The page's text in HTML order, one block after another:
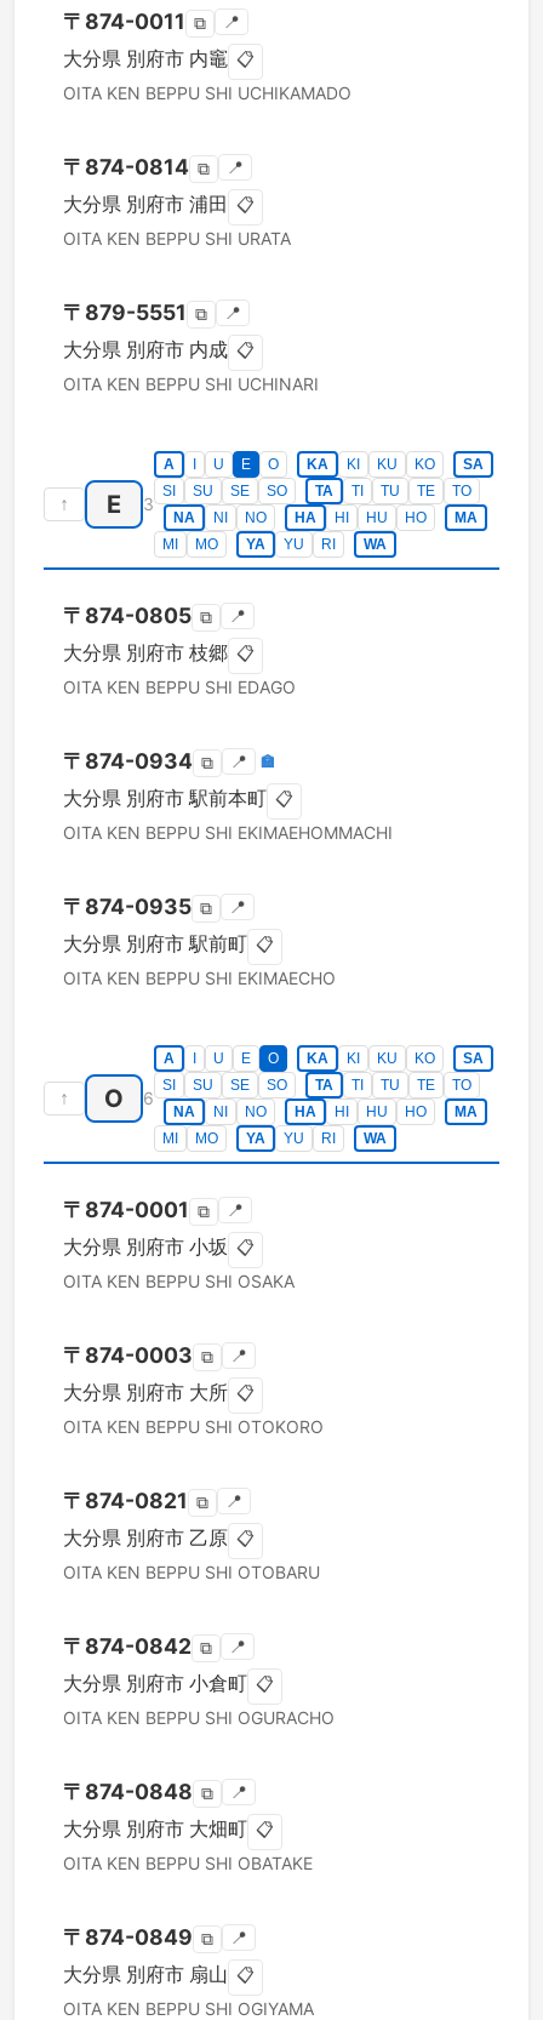
〒 874-0011 ⧉ 📍
大分県 別府市 内竈 📋
OITA KEN BEPPU SHI UCHIKAMADO
〒 874-0814 ⧉ 📍
大分県 別府市 浦田 📋
OITA KEN BEPPU SHI URATA
〒 879-5551 ⧉ 📍
大分県 別府市 内成 📋
OITA KEN BEPPU SHI UCHINARI
↑ E 3
A U E O KA KI KU KO
SA
SI
SU SE SO TA TI TU TE
TO
NA
NI NO HA HI HU HO
MA
MI
MO YA YU RI WA
〒 874-0805 ⧉ 📍
大分県 別府市 枝郷 📋
OITA KEN BEPPU SHI EDAGO
〒 874-0934 ⧉ 📍 🏣
大分県 別府市 駅前本町 📋
OITA KEN BEPPU SHI EKIMAEHOMMACHI
〒 874-0935 ⧉ 📍
大分県 別府市 駅前町 📋
OITA KEN BEPPU SHI EKIMAECHO
↑ O 6
A U E O KA KI KU KO
SA
SI
SU SE SO TA TI TU TE
TO
NA
NI NO HA HI HU HO
MA
MI
MO YA YU RI WA
〒 874-0001 ⧉ 📍
大分県 別府市 小坂 📋
OITA KEN BEPPU SHI OSAKA
〒 874-0003 ⧉ 📍
大分県 別府市 大所 📋
OITA KEN BEPPU SHI OTOKORO
〒 874-0821 ⧉ 📍
大分県 別府市 乙原 📋
OITA KEN BEPPU SHI OTOBARU
〒 874-0842 ⧉ 📍
大分県 別府市 小倉町 📋
OITA KEN BEPPU SHI OGURACHO
〒 874-0848 ⧉ 📍
大分県 別府市 大畑町 📋
OITA KEN BEPPU SHI OBATAKE
〒 874-0849 ⧉ 📍
大分県 別府市 扇山 📋
OITA KEN BEPPU SHI OGIYAMA